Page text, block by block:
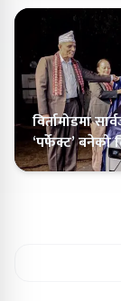
विर्तामोडमा
‘पर्फेक्ट’
एक्सचेन्ज